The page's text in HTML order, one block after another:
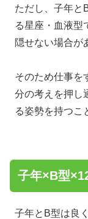
ただし、子年と
る星座・血液型
隠せない場合が
そのため仕事を
分の考えを押し
る姿勢を持つこ
子年×B型
子年とB型は良